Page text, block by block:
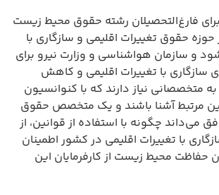
فارغ‌التحصیلان رشته حقوق محیط زیست
حقوق تغییرات اقلیمی و سازگاری با
و سازمان هواشناسی و وزارت نیرو برای
سازگاری با تغییرات اقلیمی و کاهش
متخصصانی نیاز دارند که با کنوانسیون
مرتبط آشنا باشند و یک متخصص حقوق
می‌داند چگونه با استفاده از قوانین، از
با تغییرات اقلیمی در کشور اطمینان
حفاظت محیط زیست از کارفرمایان این